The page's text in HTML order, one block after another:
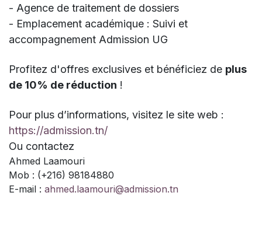
- Agence de traitement de dossiers
- Emplacement académique : Suivi et
accompagnement Admission UG
Profitez d'offres exclusives et bénéficiez de plus
de 10% de réduction !
Pour plus d’informations, visitez le site web :
https://admission.tn/
Ou contactez
Ahmed Laamouri
Mob : (+216) 98184880
E-mail : ahmed.laamouri@admission.tn